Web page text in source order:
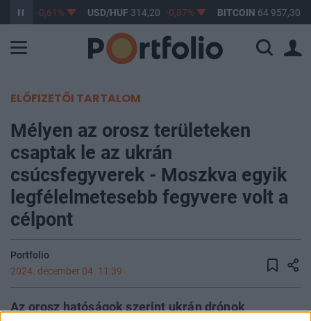
-0,61% USD/HUF 314,20 -0,87% BITCOIN 64 957,30
ELŐFIZETŐI TARTALOM
Mélyen az orosz területeken
csaptak le az ukrán
csúcsfegyverek - Moszkva egyik
legfélelmetesebb fegyvere volt a
célpont
Portfolio
2024. december 04. 11:39
Az orosz hatóságok szerint ukrán drónok